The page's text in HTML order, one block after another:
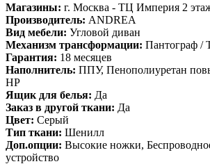
Магазины: г. Москва - ТЦ Империя 2
Производитель: ANDREA
Вид мебели: Угловой диван
Механизм трансформации: Пантограф /
Гарантия: 18 месяцев
Наполнитель: ППУ, Пенополиуретан
НР
Ящик для белья: Да
Заказ в другой ткани: Да
Цвет: Серый
Тип ткани: Шенилл
Доп.опции: Высокие ножки,
устройство